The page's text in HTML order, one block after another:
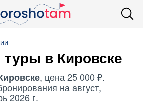
туры в Кировске
, цена 25 000 ₽.
на август,
2026 г.